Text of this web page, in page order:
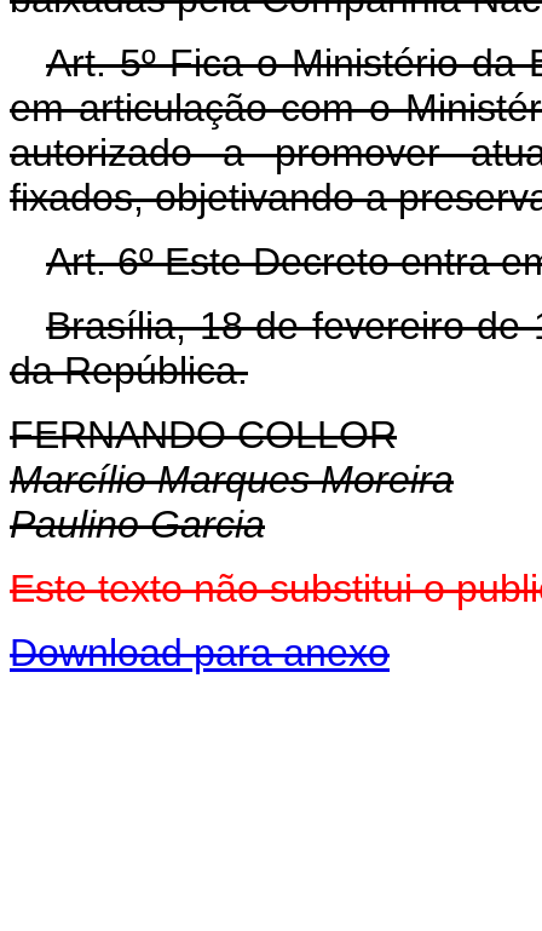
Art. 5º Fica o Ministério da
em articulação com o
autorizado a promover
fixados, objetivando a
Art. 6º Este Decreto entra
Brasília, 18 de fevereiro de
da República.
FERNANDO COLLOR
Marcílio Marques Moreira
Paulino Garcia
Este texto não substitui o
Download para anexo